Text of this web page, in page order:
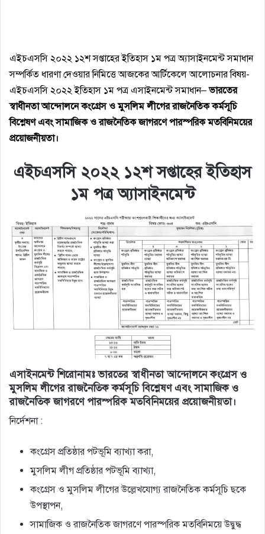
এইচএসসি ২০২২ ১২শ সপ্তাহের ইতিহাস ১ম পত্র অ্যাসাইনমেন্ট সমাধান
সম্পর্কিত ধারণা দেওয়ার নিমিত্তে আজকের আর্টিকেলে আলোচনার বিষয়-
এইচএসসি ২০২২ ইতিহাস ১ম পত্র এসাইনমেন্ট সমাধান–ভারতের
স্বাধীনতা আন্দোলনে কংগ্রেস ও মুসলিম লীগের রাজনৈতিক কর্মসূচি
বিশ্লেষণ এবং সামাজিক ও রাজনৈতিক জাগরণে পারস্পরিক মতবিনিময়ের
প্রয়ােজনীয়তা।
এইচএসসি ২০২২ ১২শ সপ্তাহের ইতিহাস
১ম পত্র অ্যাসাইনমেন্ট
এসাইনমেন্ট শিরোনামঃ ভারতের স্বাধীনতা আন্দোলনে কংগ্রেস ও
মুসলিম লীগের রাজনৈতিক কর্মসূচি বিশ্লেষণ এবং সামাজিক ও
রাজনৈতিক জাগরণে পারস্পরিক মতবিনিময়ের প্রয়ােজনীয়তা।
নির্দেশনা :
কংগ্রেস প্রতিষ্ঠার পটভূমি ব্যাখ্যা করা,
মুসলিম লীগ প্রতিষ্ঠার পটভূমি ব্যাখ্যা,
কংগ্রেস ও মুসলিম লীগের উল্লেখযােগ্য রাজনৈতিক কর্মসূচি ছকে
উপস্থাপন,
সামাজিক ও রাজনৈতিক জাগরণে পারস্পরিক মতবিনিময়ে উদ্বুদ্ধ